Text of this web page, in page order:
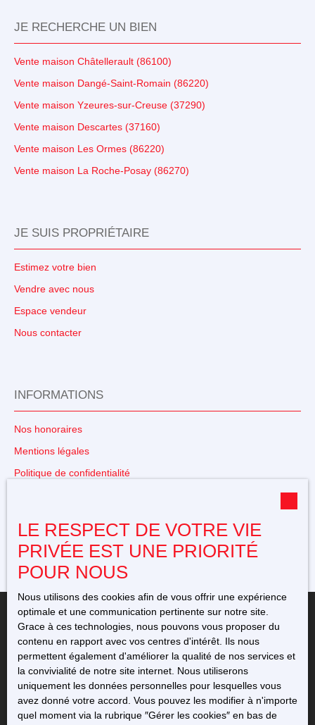
JE RECHERCHE UN BIEN
Vente maison Châtellerault (86100)
Vente maison Dangé-Saint-Romain (86220)
Vente maison Yzeures-sur-Creuse (37290)
Vente maison Descartes (37160)
Vente maison Les Ormes (86220)
Vente maison La Roche-Posay (86270)
JE SUIS PROPRIÉTAIRE
Estimez votre bien
Vendre avec nous
Espace vendeur
Nous contacter
INFORMATIONS
Nos honoraires
Mentions légales
Politique de confidentialité
Propulsé par
+33 5 49 23 12 11
76 avenue de l'Europe
86220 Dangé-Saint-Romain
LE RESPECT DE VOTRE VIE
PRIVÉE EST UNE PRIORITÉ
POUR NOUS
Nous utilisons des cookies afin de vous offrir une expérience
optimale et une communication pertinente sur notre site.
Grace à ces technologies, nous pouvons vous proposer du
contenu en rapport avec vos centres d'intérêt. Ils nous
permettent également d'améliorer la qualité de nos services et
la convivialité de notre site internet. Nous utiliserons
uniquement les données personnelles pour lesquelles vous
avez donné votre accord. Vous pouvez les modifier à n'importe
quel moment via la rubrique ″Gérer les cookies″ en bas de